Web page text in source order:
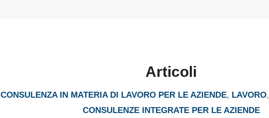
Articoli
CONSULENZA IN MATERIA DI LAVORO PER LE AZIENDE, LAVORO,
CONSULENZE INTEGRATE PER LE AZIENDE